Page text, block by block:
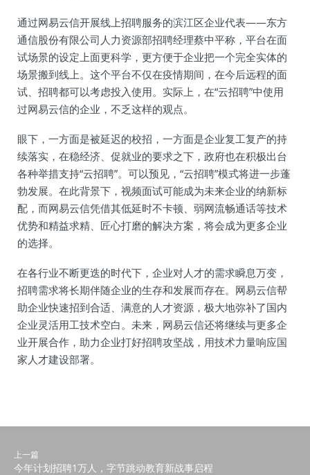
通过网易云信开展线上招聘服务的滨江区企业代表——东方
通信股份有限公司人力资源部招聘经理蔡中平称，平台在面
试场景的设定上面更科学，更方便于企业把一个完全实体的
场景搬到线上。这个平台不仅在疫情期间，在今后远程的面
试、招聘都可以考虑投入使用。实际上，在“云招聘”中使用
过网易云信的企业，不乏这样的观点。
眼下，一方面是被延迟的校招，一方面是企业复工复产的持
续落实，在稳经济、促就业的要求之下，政府也在积极出台
各种举措支持“云招聘”。可以预见，“云招聘”模式将进一步蓬
勃发展。在此背景下，视频面试可能成为未来企业的纳新标
配，而网易云信凭借其低延时不卡顿、弱网流畅通话等技术
优势和精益求精、匠心打磨的解决方案，将会成为更多企业
的选择。
在各行业不断更迭的时代下，企业对人才的需求瞬息万变，
招聘需求将长期伴随企业的生存和发展而存在。网易云信帮
助企业快速招到合适、满意的人才资源，极大地弥补了国内
企业灵活用工技术空白。未来，网易云信还将继续与更多企
业开展合作，助力企业打好招聘攻坚战，用技术力量响应国
家人才建设部署。
上一篇
今年计划招聘1万人，字节跳动教育新战事启程